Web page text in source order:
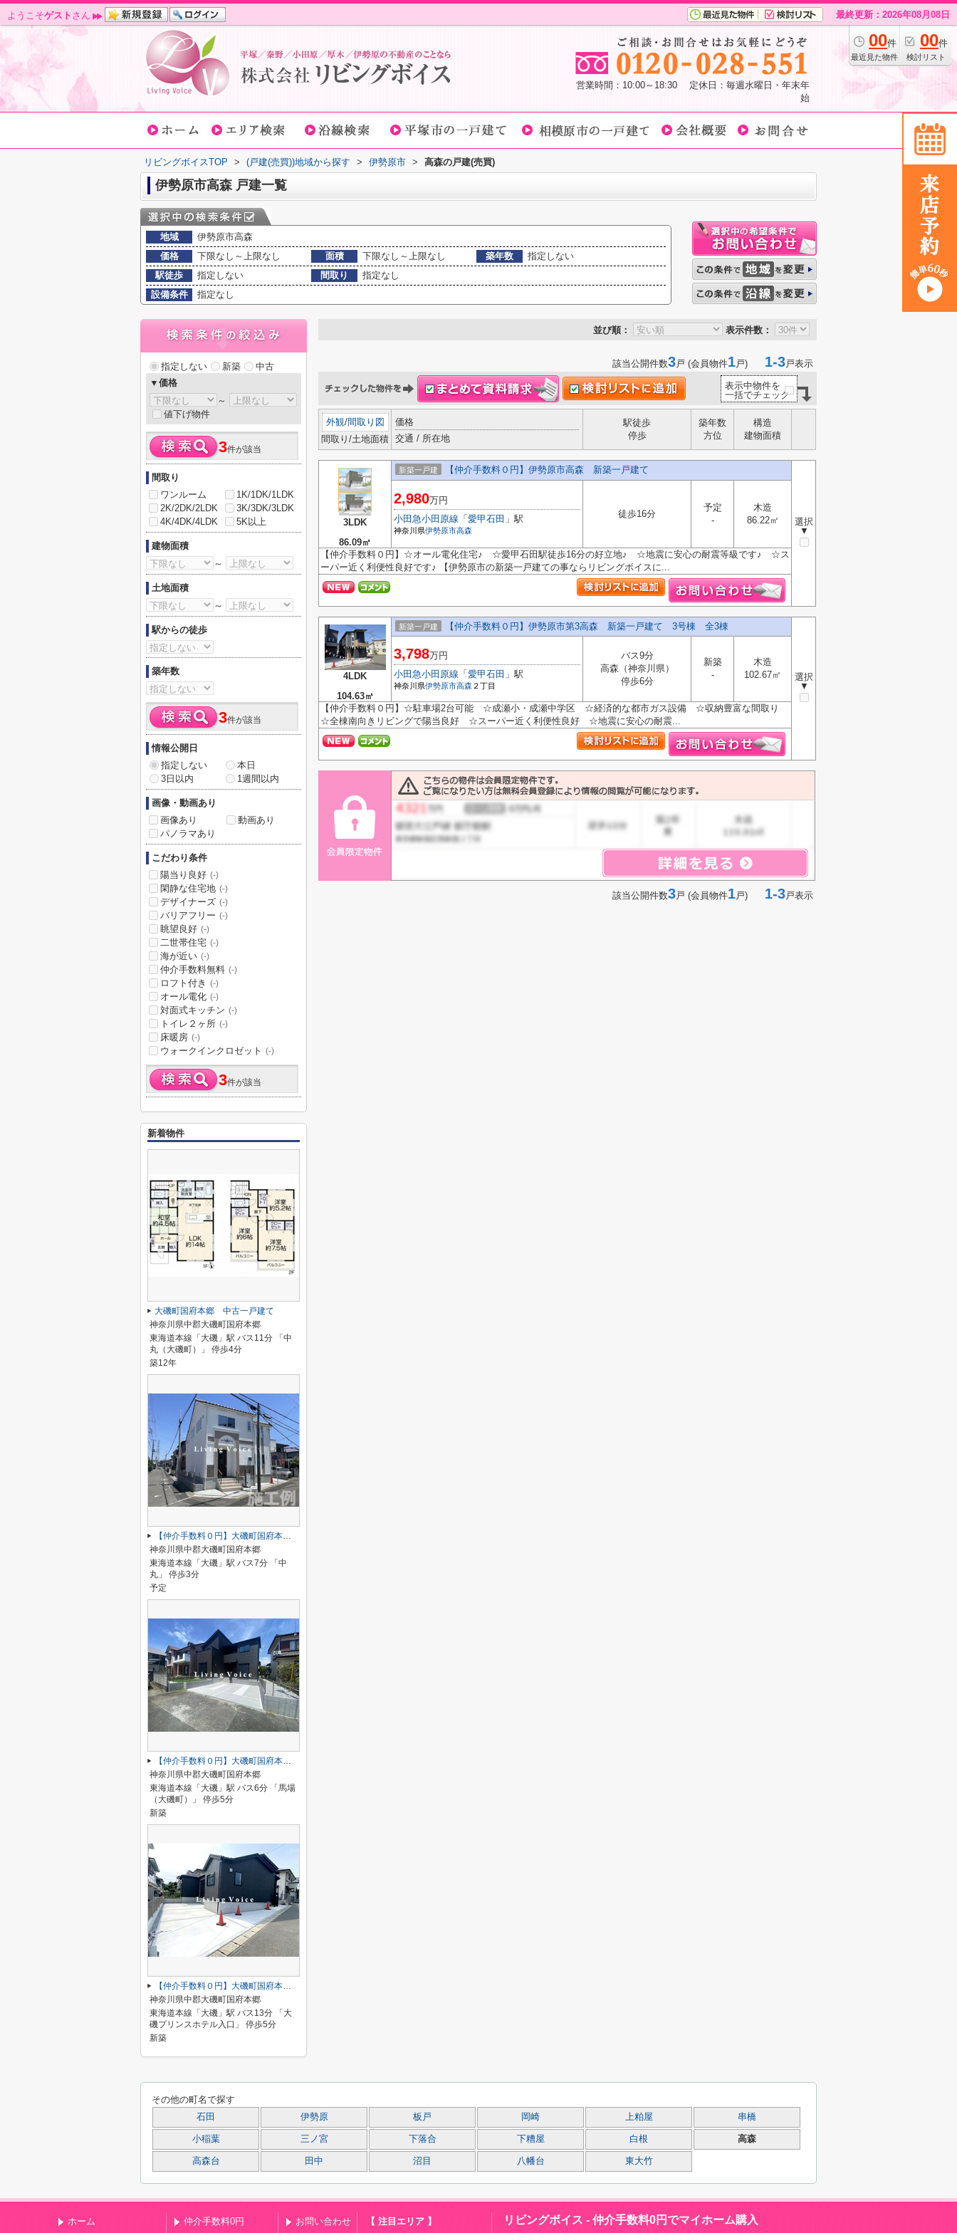
ようこそゲスト さん 最終更新：2026年08月08日
00件
最近見た物件
00件
検討リスト
営業時間：10:00～18:30 定休日：毎週水曜日・年末年
始
リビングボイスTOP > (戸建(売買))地域から探す > 伊勢原市 > 高森の戸建(売買)
伊勢原市高森 戸建一覧
地域
伊勢原市高森
価格
下限なし～上限なし 面積 下限なし～上限なし 築年数
指定しない
駅徒歩
指定しない 間取り
指定なし
設備条件
指定なし
並び順： 表示件数：
該当公開件数3戸 (会員物件1戸) 1-3戸表示
表示中物件を
一括でチェック
外観/間取り図
間取り/土地面積
価格
交通 / 所在地
駅徒歩
停歩
築年数
方位
構造
建物面積
3LDK
86.09㎡
新築一戸建 【仲介手数料０円】伊勢原市高森 新築一戸建て
選択
▼
2,980万円
小田急小田原線 「 愛甲石田 」駅
神奈川県伊勢原市高森
徒歩16分
予定
-
木造
86.22㎡
【仲介手数料０円】☆オール電化住宅♪ ☆愛甲石田駅徒歩16分の好立地♪ ☆地震に安心の耐震等級です♪ ☆ス
ーパー近く利便性良好です♪ 【伊勢原市の新築一戸建ての事ならリビングボイスに...
4LDK
104.63㎡
新築一戸建 【仲介手数料０円】伊勢原市第3高森 新築一戸建て 3号棟 全3棟
選択
▼
3,798万円
小田急小田原線 「 愛甲石田 」駅
神奈川県伊勢原市高森 ２丁目
バス9分
高森（神奈川県）
停歩6分
新築
-
木造
102.67㎡
【仲介手数料０円】☆駐車場2台可能 ☆成瀬小・成瀬中学区 ☆経済的な都市ガス設備 ☆収納豊富な間取り
☆全棟南向きリビングで陽当良好 ☆スーパー近く利便性良好 ☆地震に安心の耐震...
該当公開件数3戸 (会員物件1戸) 1-3戸表示
指定しない 新築
中古
▼価格
～
値下げ物件
3件が該当
間取り
ワンルーム
1K/1DK/1LDK
2K/2DK/2LDK
3K/3DK/3LDK
4K/4DK/4LDK
5K以上
建物面積
～
土地面積
～
駅からの徒歩
築年数
3件が該当
情報公開日
指定しない
本日
3日以内
1週間以内
画像・動画あり
画像あり
動画あり
パノラマあり
こだわり条件
陽当り良好 (-)
閑静な住宅地 (-)
デザイナーズ (-)
バリアフリー (-)
眺望良好 (-)
二世帯住宅 (-)
海が近い (-)
仲介手数料無料 (-)
ロフト付き (-)
オール電化 (-)
対面式キッチン (-)
トイレ２ヶ所 (-)
床暖房 (-)
ウォークインクロゼット (-)
3件が該当
新着物件
大磯町国府本郷 中古一戸建て
神奈川県中郡大磯町国府本郷
東海道本線「大磯」駅 バス11分 「中
丸（大磯町）」 停歩4分
築12年
【仲介手数料０円】大磯町国府本郷2期 新築一戸建て 全5区画
神奈川県中郡大磯町国府本郷
東海道本線「大磯」駅 バス7分 「中
丸」 停歩3分
予定
【仲介手数料０円】大磯町国府本郷18期 新築一戸建て
神奈川県中郡大磯町国府本郷
東海道本線「大磯」駅 バス6分 「馬場
（大磯町）」 停歩5分
新築
【仲介手数料０円】大磯町国府本郷第2期 新築一戸建て
神奈川県中郡大磯町国府本郷
東海道本線「大磯」駅 バス13分 「大
磯プリンスホテル入口」 停歩5分
新築
その他の町名で探す
石田 伊勢原 板戸 岡崎 上粕屋 串橋
小稲葉 三ノ宮 下落合 下糟屋 白根 高森
高森台 田中 沼目 八幡台 東大竹
ホーム 仲介手数料0円 お問い合わせ 【 注目エリア 】 リビングボイス - 仲介手数料0円でマイホーム購入